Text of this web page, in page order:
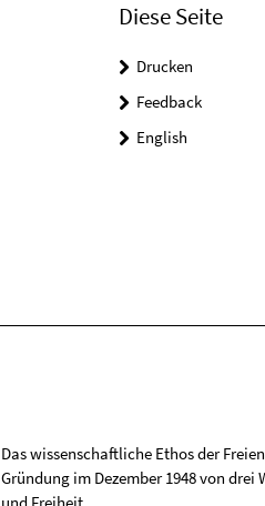
Diese Seite
Drucken
Feedback
English
Das wissenschaftliche Ethos der
Gründung im Dezember 1948 von